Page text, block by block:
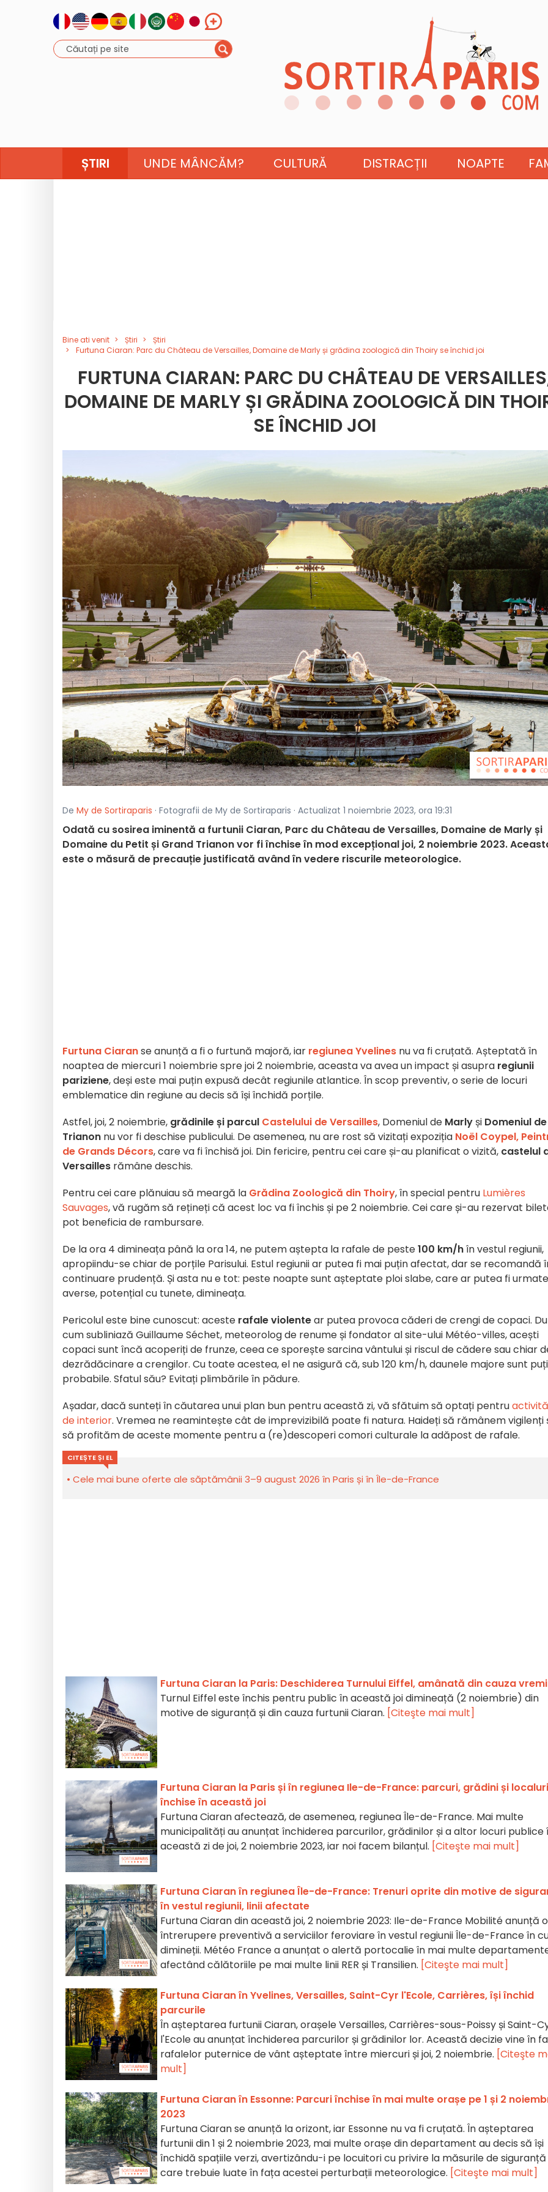
ȘTIRI UNDE MÂNCĂM? CULTURĂ DISTRACȚII NOAPTE
Bine ati venit Știri
Știri
Furtuna Ciaran: Parc du Château de Versailles, Domaine de Marly și grădina zoologică din Thoiry se închid joi
FURTUNA CIARAN: PARC DU CHÂTEAU DE
DOMAINE DE MARLY ȘI GRĂDINA ZOOLOGICĂ DIN
SE ÎNCHID JOI
De My de Sortiraparis · Fotografii de My de Sortiraparis · Actualizat 1 noiembrie 2023, ora 19:31
Odată cu sosirea iminentă a furtunii Ciaran, Parc du Château de Versailles, Domaine de Marly și
Domaine du Petit și Grand Trianon vor fi închise în mod excepțional joi, 2 noiembrie 2023.
este o măsură de precauție justificată având în vedere riscurile meteorologice.
Furtuna Ciaranse anunță a fi o furtună majoră, iar regiunea Yvelines nu va fi cruțată. Așteptată în
noaptea de miercuri 1 noiembrie spre joi 2 noiembrie, aceasta va avea un impact și asupra regiunii
pariziene, deși este mai puțin expusă decât regiunile atlantice. În scop preventiv, o serie de locuri
emblematice din regiune au decis să își închidă porțile.
Astfel, joi, 2 noiembrie, grădinile și parcul Castelului de Versailles, Domeniul de Marly și Domeniul de
Trianon nu vor fi deschise publicului. De asemenea, nu are rost să vizitați expoziția Noël Coypel,
de Grands Décors, care va fi închisă joi. Din fericire, pentru cei care și-au planificat o vizită, castelul
Versailles rămâne deschis.
Pentru cei care plănuiau să meargă la Grădina Zoologică din Thoiry, în special pentru Lumières
Sauvages, vă rugăm să rețineți că acest loc va fi închis și pe 2 noiembrie. Cei care și-au rezervat
pot beneficia de rambursare.
De la ora 4 dimineața până la ora 14, ne putem aștepta la rafale de peste100 km/hîn vestul regiunii,
apropiindu-se chiar de porțile Parisului. Estul regiunii ar putea fi mai puțin afectat, dar se recomandă
continuare prudență. Și asta nu e tot: peste noapte sunt așteptate ploi slabe, care ar putea fi
averse, potențial cu tunete, dimineața.
Pericolul este bine cunoscut: aceste rafale violentear putea provoca căderi de crengi de copaci.
cum subliniază Guillaume Séchet, meteorolog de renume și fondator al site-ului Météo-villes, acești
copaci sunt încă acoperiți de frunze, ceea ce sporește sarcina vântului și riscul de cădere sau chiar
dezrădăcinare a crengilor. Cu toate acestea, el ne asigură că, sub 120 km/h, daunele majore sunt
probabile. Sfatul său? Evitați plimbările în pădure.
Așadar, dacă sunteți în căutarea unui plan bun pentru această zi, vă sfătuim să optați pentru
de interior. Vremea ne reamintește cât de imprevizibilă poate fi natura. Haideți să rămânem vigilenți
să profităm de aceste momente pentru a (re)descoperi comori culturale la adăpost de rafale.
CITEȘTE ȘI EL
Cele mai bune oferte ale săptămânii 3–9 august 2026 în Paris și în Île-de-France
Furtuna Ciaran la Paris: Deschiderea Turnului Eiffel, amânată din cauza
Turnul Eiffel este închis pentru public în această joi dimineață (2 noiembrie) din
motive de siguranță și din cauza furtunii Ciaran. [Citeşte mai mult]
Furtuna Ciaran la Paris și în regiunea Ile-de-France: parcuri, grădini și localuri
închise în această joi
Furtuna Ciaran afectează, de asemenea, regiunea Île-de-France. Mai multe
municipalități au anunțat închiderea parcurilor, grădinilor și a altor locuri publice
această zi de joi, 2 noiembrie 2023, iar noi facem bilanțul. [Citeşte mai mult]
Furtuna Ciaran în regiunea Île-de-France: Trenuri oprite din motive de
în vestul regiunii, linii afectate
Furtuna Ciaran din această joi, 2 noiembrie 2023: Ile-de-France Mobilité anunță o
întrerupere preventivă a serviciilor feroviare în vestul regiunii Île-de-France în
dimineții. Météo France a anunțat o alertă portocalie în mai multe
afectând călătoriile pe mai multe linii RER și Transilien. [Citeşte mai mult]
Furtuna Ciaran în Yvelines, Versailles, Saint-Cyr l'Ecole, Carrières, își închid
parcurile
În așteptarea furtunii Ciaran, orașele Versailles, Carrières-sous-Poissy și Saint-
l'Ecole au anunțat închiderea parcurilor și grădinilor lor. Această decizie vine în
rafalelor puternice de vânt așteptate între miercuri și joi, 2 noiembrie. [Citeşte
mult]
Furtuna Ciaran în Essonne: Parcuri închise în mai multe orașe pe 1 și 2
2023
Furtuna Ciaran se anunță la orizont, iar Essonne nu va fi cruțată. În așteptarea
furtunii din 1 și 2 noiembrie 2023, mai multe orașe din departament au decis să își
închidă spațiile verzi, avertizându-i pe locuitori cu privire la măsurile de siguranță
care trebuie luate în fața acestei perturbații meteorologice. [Citeşte mai mult]